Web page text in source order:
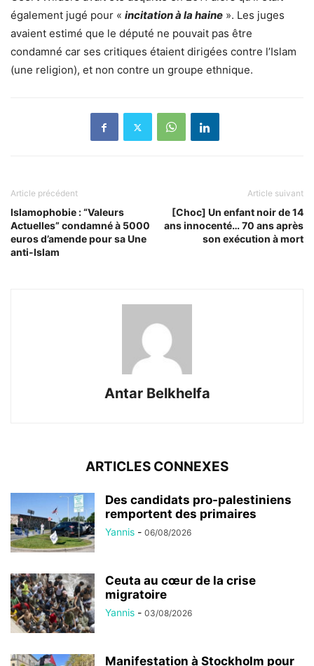
également jugé pour « incitation à la haine ». Les juges
avaient estimé que le député ne pouvait pas être
condamné car ses critiques étaient dirigées contre l’Islam
(une religion), et non contre un groupe ethnique.
Article précédent
Islamophobie : “Valeurs
Actuelles” condamné à 5000
euros d’amende pour sa Une
anti-Islam
Article suivant
[Choc] Un enfant noir de 14
ans innocenté… 70 ans après
son exécution à mort
Antar Belkhelfa
ARTICLES CONNEXES
Des candidats pro-palestiniens
remportent des primaires
Yannis - 06/08/2026
Ceuta au cœur de la crise
migratoire
Yannis - 03/08/2026
Manifestation à Stockholm pour